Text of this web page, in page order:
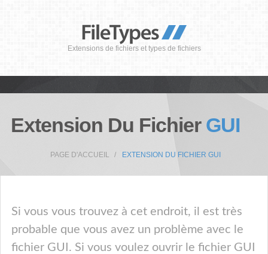
Extensions de fichiers et types de fichiers
Extension Du Fichier GUI
PAGE D'ACCUEIL EXTENSION DU FICHIER GUI
Si vous vous trouvez à cet endroit, il est très
probable que vous avez un problème avec le
fichier GUI. Si vous voulez ouvrir le fichier GUI